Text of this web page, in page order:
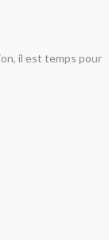
il est temps pour